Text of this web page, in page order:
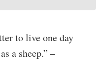
to live one day
a sheep.” –